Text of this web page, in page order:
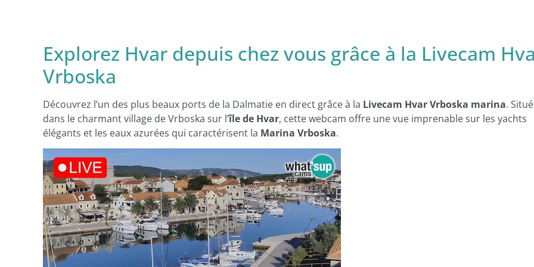
Explorez Hvar depuis chez vous grâce à la Livecam
Vrboska
Découvrez l’un des plus beaux ports de la Dalmatie en direct grâce à la Livecam Hvar Vrboska marina.
dans le charmant village de Vrboska sur l’île de Hvar, cette webcam offre une vue imprenable sur les yachts
élégants et les eaux azurées qui caractérisent la Marina Vrboska.